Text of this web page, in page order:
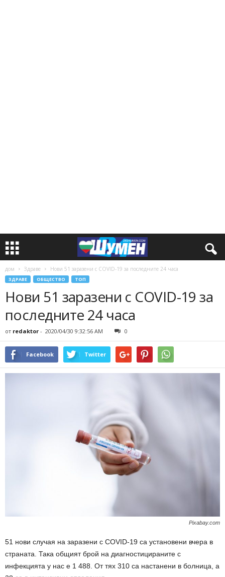
дом Здраве Нови 51 заразени с COVID-19 за последните 24 часа
ЗДРАВЕ ОБЩЕСТВО ТОП
Нови 51 заразени с COVID-19 за
последните 24 часа
от redaktor - 2020/04/30 9:32:56 AM 0
Facebook Twitter
Pixabay.com
51 нови случая на заразени с COVID-19 са установени вчера в
страната. Така общият брой на диагностицираните с
инфекцията у нас е 1 488. От тях 310 са настанени в болница, а